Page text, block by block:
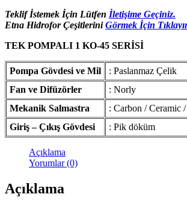
Teklif İstemek İçin Lütfen İletişime Geçiniz.
Etna Hidrofor ÇeşitleriniGörmek İçin
TEK POMPALI 1 KO-45 SERİSİ
Pompa Gövdesi ve Mil
: Paslanmaz Çelik
Fan ve Difüzörler
: Norly
Mekanik Salmastra
: Carbon / Ceramic
Giriş – Çıkış Gövdesi
: Pik döküm
Açıklama
Yorumlar (0)
Açıklama